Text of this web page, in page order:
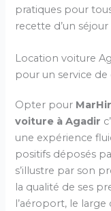
pratiques pour
recette d’un séjour
Location voiture
pour un service de
Opter pour
voiture à Agadir
une expérience
positifs déposés
s’illustre par son
la qualité de ses
l’aéroport, le